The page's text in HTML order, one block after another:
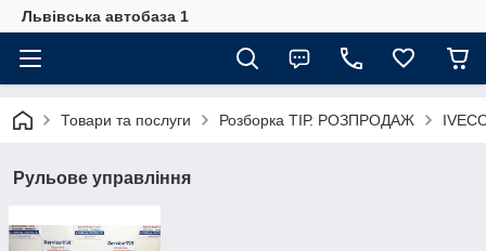
Львівська автобаза 1
Товари та послуги Розборка ТІР. РОЗПРОДАЖ
Рульове управління